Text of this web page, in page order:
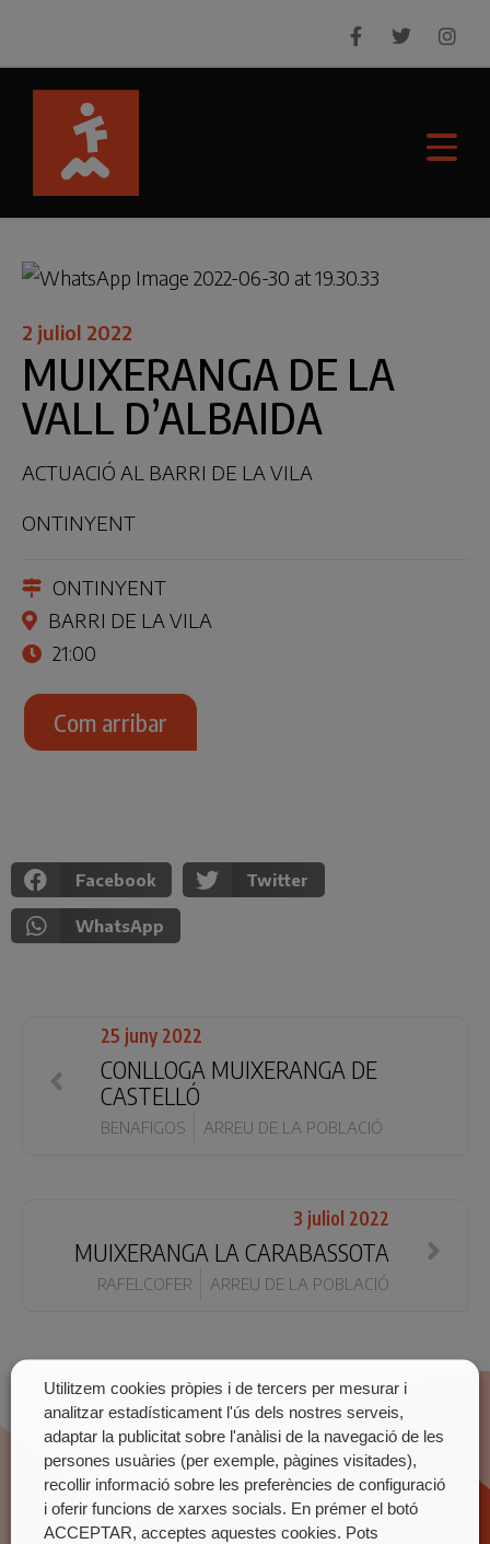
2 juliol 2022
MUIXERANGA DE LA
VALL D’ALBAIDA
ACTUACIÓ AL BARRI DE LA VILA
ONTINYENT
ONTINYENT
BARRI DE LA VILA
21:00
Com arribar
Facebook Twitter
WhatsApp
25 juny 2022
CONLLOGA MUIXERANGA DE
CASTELLÓ
BENAFIGOS ARREU DE LA POBLACIÓ
3 juliol 2022
MUIXERANGA LA CARABASSOTA
RAFELCOFER ARREU DE LA POBLACIÓ
Utilitzem cookies pròpies i de tercers per mesurar i
analitzar estadísticament l'ús dels nostres serveis,
adaptar la publicitat sobre l'anàlisi de la navegació de les
persones usuàries (per exemple, pàgines visitades),
recollir informació sobre les preferències de configuració
i oferir funcions de xarxes socials. En prémer el botó
ACCEPTAR, acceptes aquestes cookies. Pots